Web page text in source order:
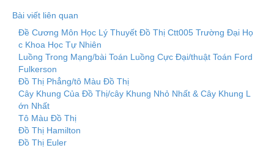
Bài viết liên quan
Đề Cương Môn Học Lý Thuyết Đồ Thị Ctt005 Trường Đại Họ
c Khoa Học Tự Nhiên
Luồng Trong Mạng/bài Toán Luồng Cực Đại/thuật Toán Ford
Fulkerson
Đồ Thị Phẳng/tô Màu Đồ Thị
Cây Khung Của Đồ Thị/cây Khung Nhỏ Nhất & Cây Khung L
ớn Nhất
Tô Màu Đồ Thị
Đồ Thị Hamilton
Đồ Thị Euler